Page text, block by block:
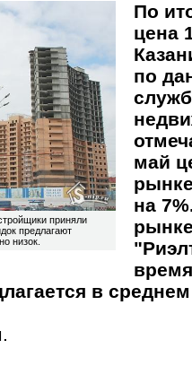
приняли
предлагают
низок.
По
цена
по
май
на
в
.